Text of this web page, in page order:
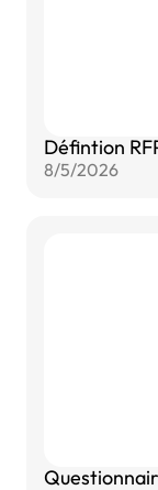
Défintion
8/5/2026